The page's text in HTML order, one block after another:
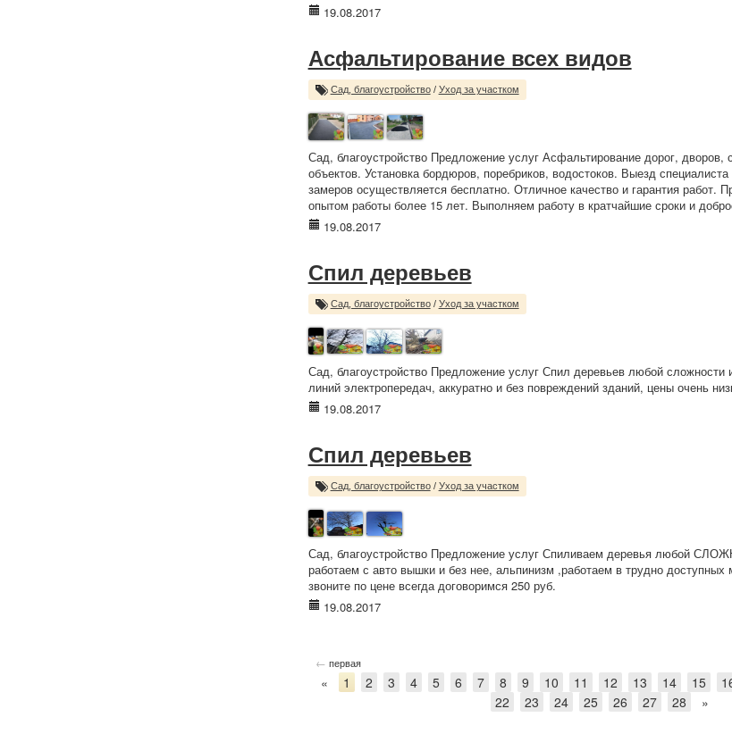
19.08.2017
Асфальтирование всех видов
Сад, благоустройство/ Уход за участком
Сад, благоустройство Предложение услуг Асфальтирование дорог, дворов,
объектов. Установка бордюров, поребриков, водостоков. Выезд
замеров осуществляется бесплатно. Отличное качество и гарантия работ.
опытом работы более 15 лет. Выполняем работу в кратчайшие сроки и
19.08.2017
Спил деревьев
Сад, благоустройство/ Уход за участком
Сад, благоустройство Предложение услуг Спил деревьев любой сложности
линий электропередач, аккуратно и без повреждений зданий, цены очень
19.08.2017
Спил деревьев
Сад, благоустройство/ Уход за участком
Сад, благоустройство Предложение услуг Спиливаем деревья любой
работаем с авто вышки и без нее, альпинизм ,работаем в трудно
звоните по цене всегда договоримся 250 руб.
19.08.2017
← первая
« 1 2 3 4 5 6 7 8 9 10 11 12 13 14 15
22
23 24 25 26 27 28 »